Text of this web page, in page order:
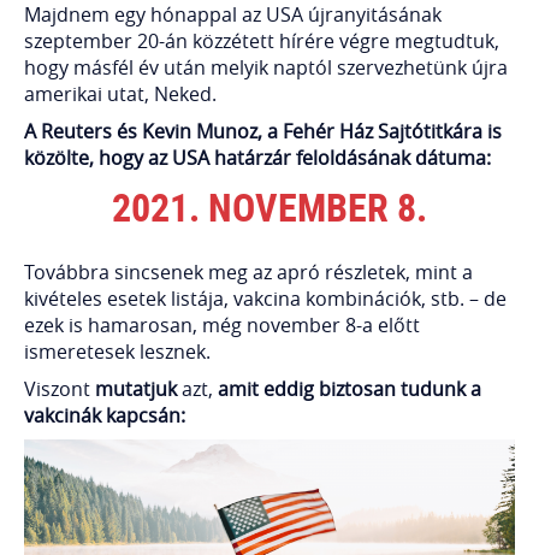
KÉPEK
Majdnem egy hónappal az USA újranyitásának
szeptember 20-án közzétett hírére végre megtudtuk,
hogy másfél év után melyik naptól szervezhetünk újra
amerikai utat, Neked.
A Reuters és Kevin Munoz, a Fehér Ház Sajtótitkára is
közölte, hogy az USA határzár feloldásának dátuma:
2021. NOVEMBER 8.
Továbbra sincsenek meg az apró részletek, mint a
kivételes esetek listája, vakcina kombinációk, stb. – de
ezek is hamarosan, még november 8-a előtt
ismeretesek lesznek.
Viszont mutatjukazt, amit eddig biztosan tudunk a
vakcinák kapcsán: